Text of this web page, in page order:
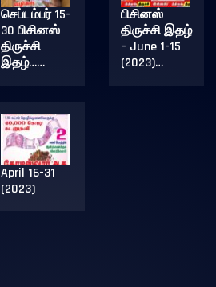
செப்டம்பர் 15-
30 பிசினஸ்
திருச்சி
இதழ்……
பிசினஸ்
திருச்சி இதழ்
– June 1-15
(2023)…
April 16-31
(2023)